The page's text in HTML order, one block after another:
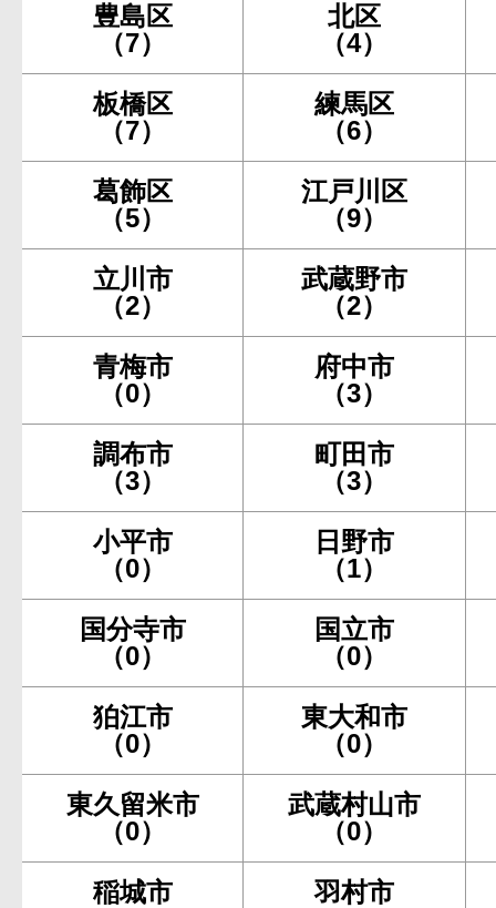
豊島区
（7）
北区
（4）
板橋区
（7）
練馬区
（6）
葛飾区
（5）
江戸川区
（9）
立川市
（2）
武蔵野市
（2）
青梅市
（0）
府中市
（3）
調布市
（3）
町田市
（3）
小平市
（0）
日野市
（1）
国分寺市
（0）
国立市
（0）
狛江市
（0）
東大和市
（0）
東久留米市
（0）
武蔵村山市
（0）
稲城市
羽村市